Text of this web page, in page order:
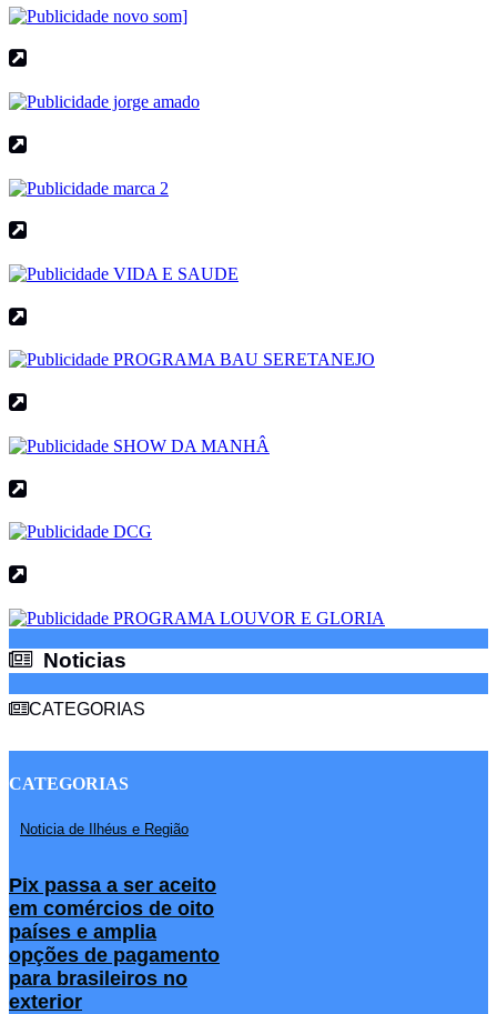
Noticias
CATEGORIAS
CATEGORIAS
Noticia de Ilhéus e Região
Pix passa a ser aceito
em comércios de oito
países e amplia
opções de pagamento
para brasileiros no
exterior